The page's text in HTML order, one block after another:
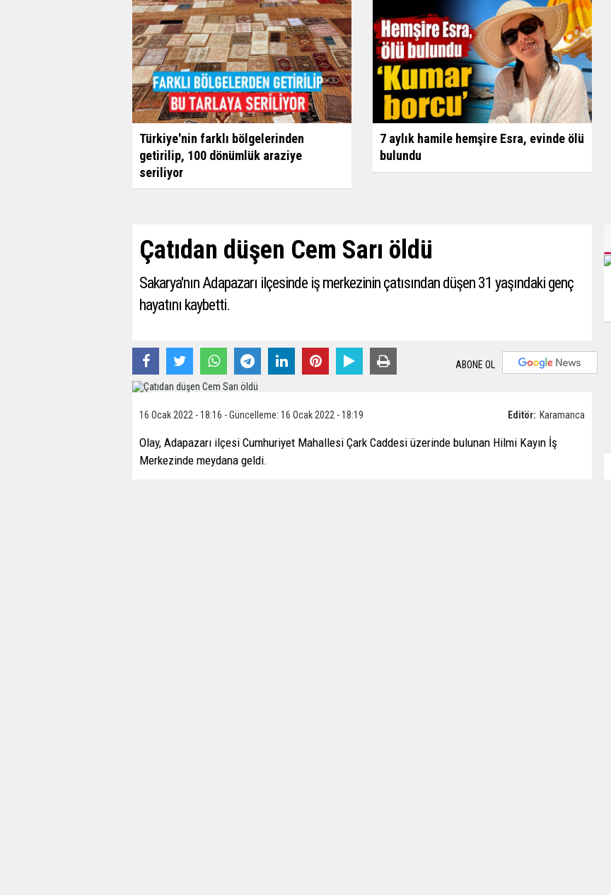
Türkiye'nin farklı bölgelerinden
getirilip, 100 dönümlük araziye
seriliyor
7 aylık hamile hemşire Esra, evinde ölü
bulundu
Çatıdan düşen Cem Sarı öldü
Sakarya'nın Adapazarı ilçesinde iş merkezinin çatısından düşen 31 yaşındaki genç
hayatını kaybetti.
ABONE OL
Editör: Karamanca
16 Ocak 2022 - 18:16 - Güncelleme: 16 Ocak 2022 - 18:19
Olay, Adapazarı ilçesi Cumhuriyet Mahallesi Çark Caddesi üzerinde bulunan Hilmi Kayın İş
Merkezinde meydana geldi.